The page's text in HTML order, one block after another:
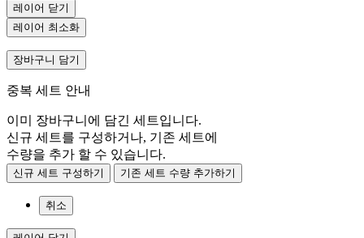
레이어 닫기
레이어 최소화
장바구니 담기
중복 세트 안내
이미 장바구니에 담긴 세트입니다.
신규 세트를 구성하거나, 기존 세트에
수량을 추가 할 수 있습니다.
신규 세트 구성하기 기존 세트 수량 추가하기
취소